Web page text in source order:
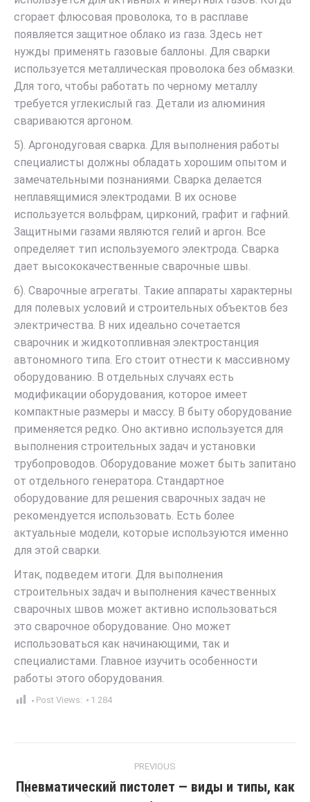
сгорает флюсовая проволока, то в расплаве
появляется защитное облако из газа. Здесь нет
нужды применять газовые баллоны. Для сварки
используется металлическая проволока без обмазки.
Для того, чтобы работать по черному металлу
требуется углекислый газ. Детали из алюминия
свариваются аргоном.
5). Аргонодуговая сварка. Для выполнения работы
специалисты должны обладать хорошим опытом и
замечательными познаниями. Сварка делается
неплавящимися электродами. В их основе
используется вольфрам, цирконий, графит и гафний.
Защитными газами являются гелий и аргон. Все
определяет тип используемого электрода. Сварка
дает высококачественные сварочные швы.
6). Сварочные агрегаты. Такие аппараты характерны
для полевых условий и строительных объектов без
электричества. В них идеально сочетается
сварочник и жидкотопливная электростанция
автономного типа. Его стоит отнести к массивному
оборудованию. В отдельных случаях есть
модификации оборудования, которое имеет
компактные размеры и массу. В быту оборудование
применяется редко. Оно активно используется для
выполнения строительных задач и установки
трубопроводов. Оборудование может быть запитано
от отдельного генератора. Стандартное
оборудование для решения сварочных задач не
рекомендуется использовать. Есть более
актуальные модели, которые используются именно
для этой сварки.
Итак, подведем итоги. Для выполнения
строительных задач и выполнения качественных
сварочных швов может активно использоваться
это сварочное оборудование. Оно может
использоваться как начинающими, так и
специалистами. Главное изучить особенности
работы этого оборудования.
Post Views: 1 284
navigation
PREVIOUS
Пневматический пистолет — виды и типы, как